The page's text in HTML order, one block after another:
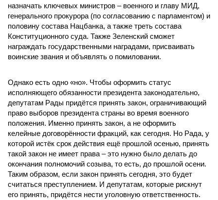
назначать ключевых министров – военного и главу МИД,
генерального прокурора (по согласованию с парламентом) и
половину состава Нацбанка, а также треть состава
Конституционного суда. Также Зеленский сможет
награждать государственными наградами, присваивать
воинские звания и объявлять о помиловании.
Однако есть одно «но». Чтобы оформить статус
исполняющего обязанности президента законодательно,
депутатам Рады придётся принять закон, ограничивающий
право выборов президента страны во время военного
положения. Именно принять закон, а не оформить
келейные договорённости фракций, как сегодня. Но Рада, у
которой истёк срок действия ещё прошлой осенью, принять
такой закон не имеет права – это нужно было делать до
окончания полномочий созыва, то есть, до прошлой осени.
Таким образом, если закон принять сегодня, это будет
считаться преступлением. И депутатам, которые рискнут
его принять, придётся нести уголовную ответственность.